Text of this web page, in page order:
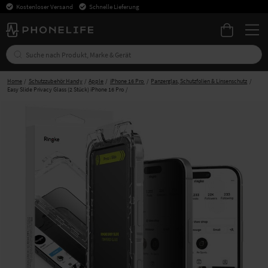
Kostenloser Versand Schnelle Lieferung
Home Schutzzubehör Handy Apple iPhone 16 Pro
Panzerglas, Schutzfolien & Linsenschutz
Easy Slide Privacy Glass (2 Stück) iPhone 16 Pro